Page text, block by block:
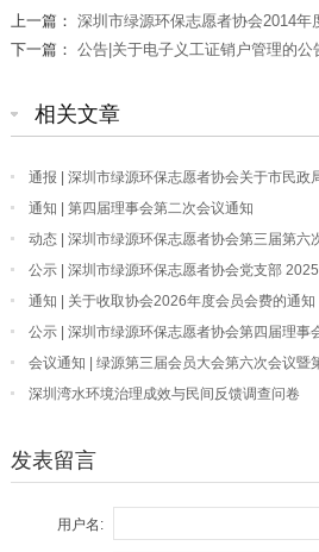
上一篇： 深圳市绿源环保志愿者协会2014年
下一篇： 公告|关于电子义工证销户管理的公
相关文章
通报 | 深圳市绿源环保志愿者协会关于市民政
报
通知 | 第四届理事会第二次会议通知
动态 | 深圳市绿源环保志愿者协会第三届第六
员大会顺利召开
公示 | 深圳市绿源环保志愿者协会党支部
通知 | 关于收取协会2026年度会员会费的通知
公示 | 深圳市绿源环保志愿者协会第四届理事
会议通知 | 绿源第三届会员大会第六次会议暨
共襄盛会！
深圳湾水环境治理成效与民间反馈调查问卷
发表留言
用户名: